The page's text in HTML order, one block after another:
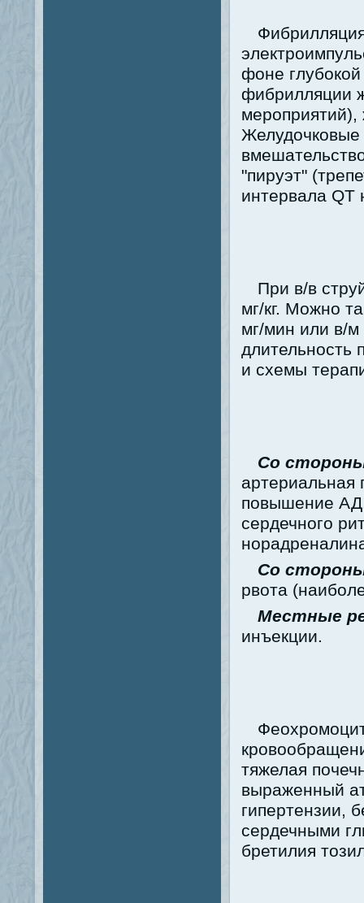
фоне
фибрилляции
мероприятий),
"пируэт"
интервала QT
При в/в
мг/кг. Можно
мг/мин или в/м
длительность
и схемы
Со
артериальная
повышение
сердечного
Со
рвота
Местные
инъекции.
тяжелая
выраженный
гипертензии,
сердечными
бретилия